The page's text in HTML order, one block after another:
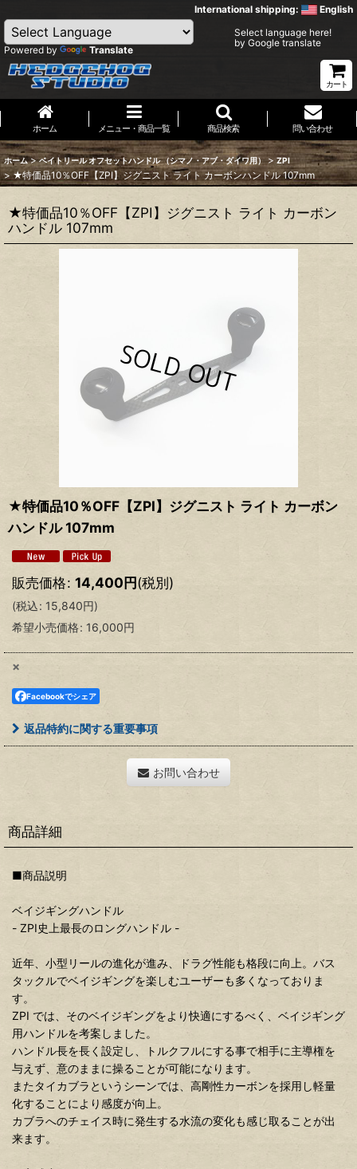
International shipping: English
Powered by Translate
Select language here!
by Google translate
カート
ホーム メニュー・商品一覧 商品検索 問い合わせ
ホーム > ベイトリール オフセットハンドル （シマノ・アブ・ダイワ用） > ZPI
> ★特価品10％OFF【ZPI】ジグニスト ライト カーボンハンドル 107mm
★特価品10％OFF【ZPI】ジグニスト ライト カーボン
ハンドル 107mm
★特価品10％OFF【ZPI】ジグニスト ライト カーボン
ハンドル 107mm
販売価格: 14,400円(税別)
(税込: 15,840円)
希望小売価格: 16,000円
×
Facebookでシェア
返品特約に関する重要事項
お問い合わせ
商品詳細
■商品説明
ベイジギングハンドル
- ZPI史上最長のロングハンドル -
近年、小型リールの進化が進み、ドラグ性能も格段に向上。バス
タックルでベイジギングを楽しむユーザーも多くなっておりま
す。
ZPI では、そのベイジギングをより快適にするべく、ベイジギング
用ハンドルを考案しました。
ハンドル長を長く設定し、トルクフルにする事で相手に主導権を
与えず、意のままに操ることが可能になります。
またタイカブラというシーンでは、高剛性カーボンを採用し軽量
化することにより感度が向上。
カブラへのチェイス時に発生する水流の変化も感じ取ることが出
来ます。